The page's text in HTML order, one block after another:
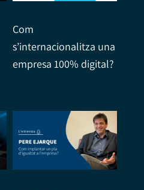
Com
s’internacionalitza una
empresa 100% digital?